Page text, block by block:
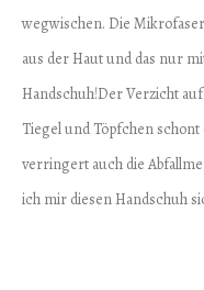
wegwischen. Die
aus der Haut und das nur
Handschuh!Der Verzicht
Tiegel und Töpfchen
verringert auch die
ich mir diesen Handschuh